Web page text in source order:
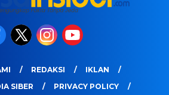
REDAKSI
IKLAN
SIBER
PRIVACY POLICY